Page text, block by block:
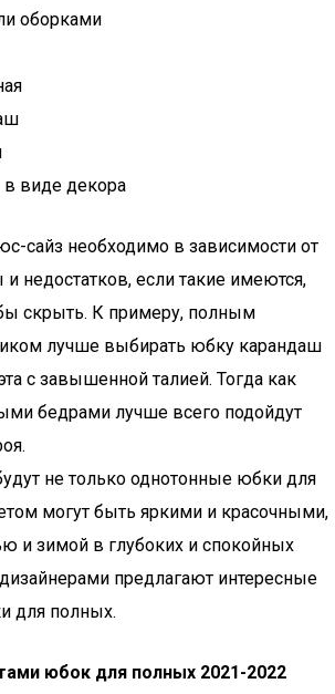
оборками
виде декора
сайз необходимо в зависимости от
недостатков, если такие имеются,
скрыть. К примеру, полным
лучше выбирать юбку карандаш
с завышенной талией. Тогда как
бедрами лучше всего подойдут
не только однотонные юбки для
могут быть яркими и красочными,
и зимой в глубоких и спокойных
предлагают интересные
для полных.
юбок для полных 2021-2022